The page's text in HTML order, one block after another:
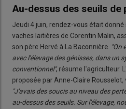
Au-dessus des seuils de
Jeudi 4 juin, rendez-vous était
vaches laitières de Corentin Malin,
son père Hervé à La Baconnière. "On
avec l'élevage des génisses, dans un
conventionnel", résume l'agriculteur.
proposée par Anne-Claire
"J'avais des soucis au niveau des
au-dessus des seuils. Sur l'élevage,